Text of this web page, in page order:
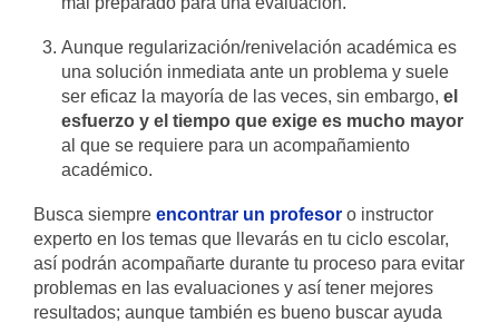
Aunque regularización/renivelación académica es
una solución inmediata ante un problema y suele
ser eficaz la mayoría de las veces, sin embargo,el
esfuerzo y el tiempo que exige es mucho mayor
al que se requiere para un acompañamiento
académico.
Busca siempre encontrar un profesor o instructor
experto en los temas que llevarás en tu ciclo escolar,
así podrán acompañarte durante tu proceso para evitar
problemas en las evaluaciones y así tener mejores
resultados; aunque también es bueno buscar ayuda